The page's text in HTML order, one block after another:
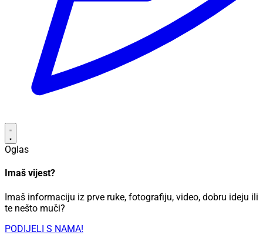
Oglas
Imaš vijest?
Imaš informaciju iz prve ruke, fotografiju, video, dobru ideju ili
te nešto muči?
PODIJELI S NAMA!